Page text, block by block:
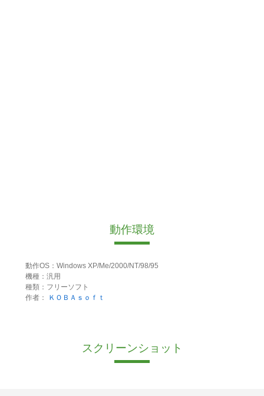
動作環境
動作OS：Windows XP/Me/2000/NT/98/95
機種：汎用
種類：フリーソフト
作者：
ＫＯＢＡｓｏｆｔ
スクリーンショット